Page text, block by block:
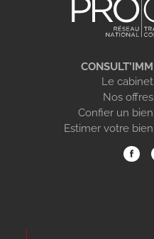
CONSULT’IMM
Le cabinet
Nos offres
Confier un bien
Estimer votre bien